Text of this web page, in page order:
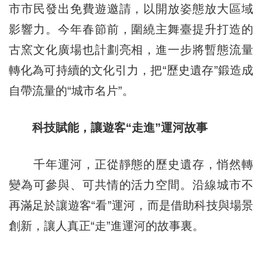
市市民發出免費遊邀請，以開放姿態放大區域
影響力。今年春節前，圍繞主舞臺提升打造的
古窯文化廣場也計劃亮相，進一步將暫態流量
轉化為可持續的文化引力，把“歷史遺存”鍛造成
自帶流量的“城市名片”。
科技賦能，讓遊客“走進”運河故事
千年運河，正從靜態的歷史遺存，悄然轉
變為可參與、可共情的活力空間。沿線城市不
再滿足於讓遊客“看”運河，而是借助科技與場景
創新，讓人真正“走”進運河的故事裏。